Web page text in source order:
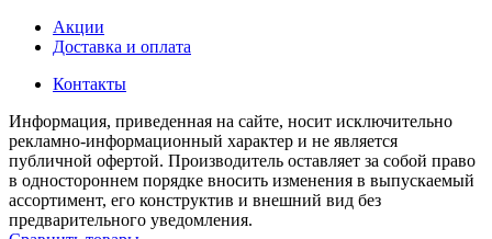
Акции
Доставка и оплата
Контакты
Информация, приведенная на сайте, носит исключительно
рекламно-информационный характер и не является
публичной офертой. Производитель оставляет за собой право
в одностороннем порядке вносить изменения в выпускаемый
ассортимент, его конструктив и внешний вид без
предварительного уведомления.